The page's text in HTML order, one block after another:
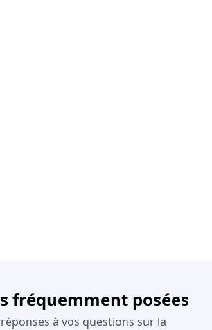
fréquemment posées
à vos questions sur la